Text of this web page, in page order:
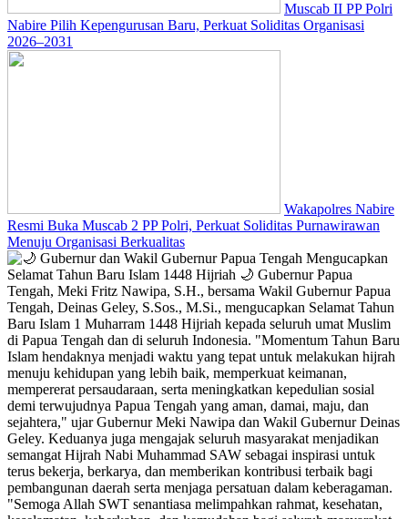
Muscab II PP Polri
Nabire Pilih Kepengurusan Baru, Perkuat Soliditas Organisasi
2026–2031
Wakapolres Nabire
Resmi Buka Muscab 2 PP Polri, Perkuat Soliditas Purnawirawan
Menuju Organisasi Berkualitas